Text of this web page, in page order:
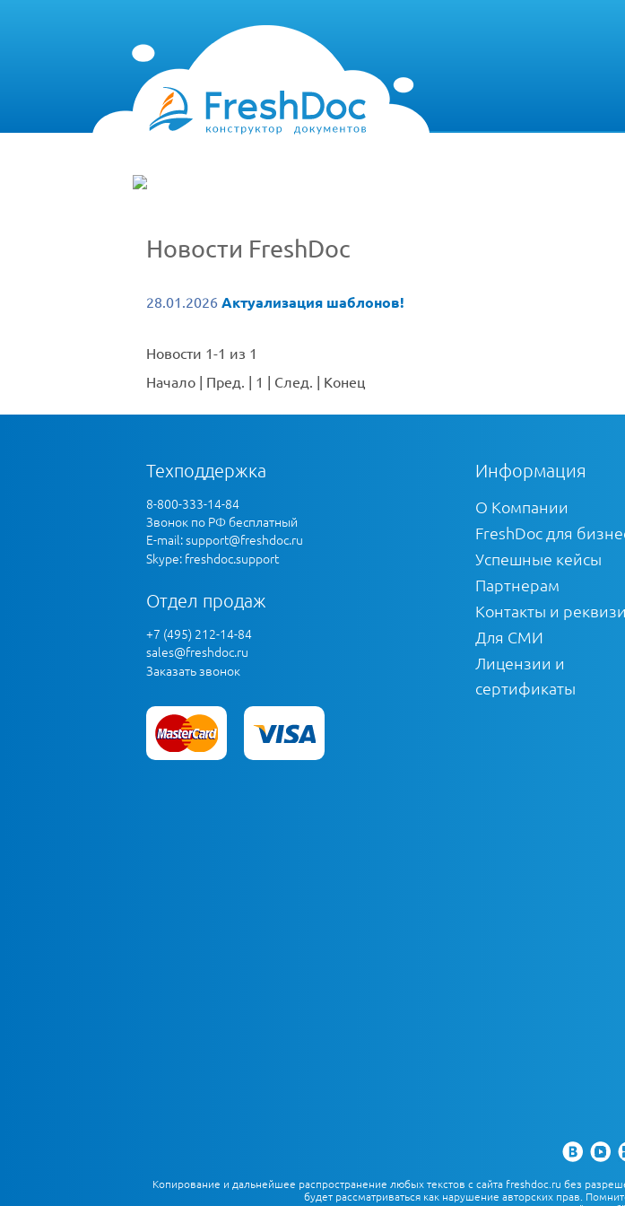
Новости FreshDoc
28.01.2026 Актуализация шаблонов!
Новости 1-1 из 1
Начало | Пред. | 1 | След. | Конец
Техподдержка
8-800-333-14-84
Звонок по РФ бесплатный
E-mail:support@freshdoc.ru
Skype: freshdoc.support
Отдел продаж
+7 (495) 212-14-84
sales@freshdoc.ru
Заказать звонок
Информация
О Компании
FreshDoc для
Успешные кейсы
Партнерам
Контакты и
Для СМИ
Лицензии и
сертификаты
Копирование и дальнейшее распространение любых текстов с сайта freshdoc.ru без
будет рассматриваться как нарушение авторских прав.